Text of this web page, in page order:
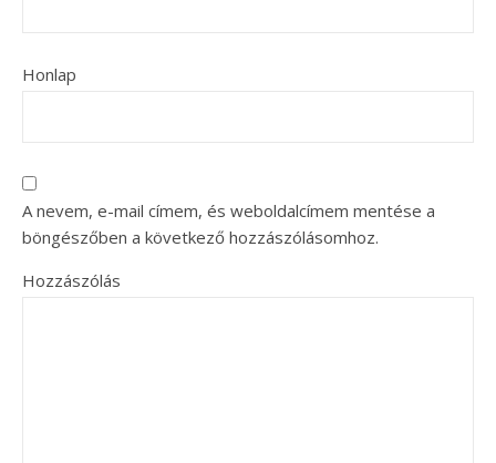
Honlap
A nevem, e-mail címem, és weboldalcímem mentése a
böngészőben a következő hozzászólásomhoz.
Hozzászólás